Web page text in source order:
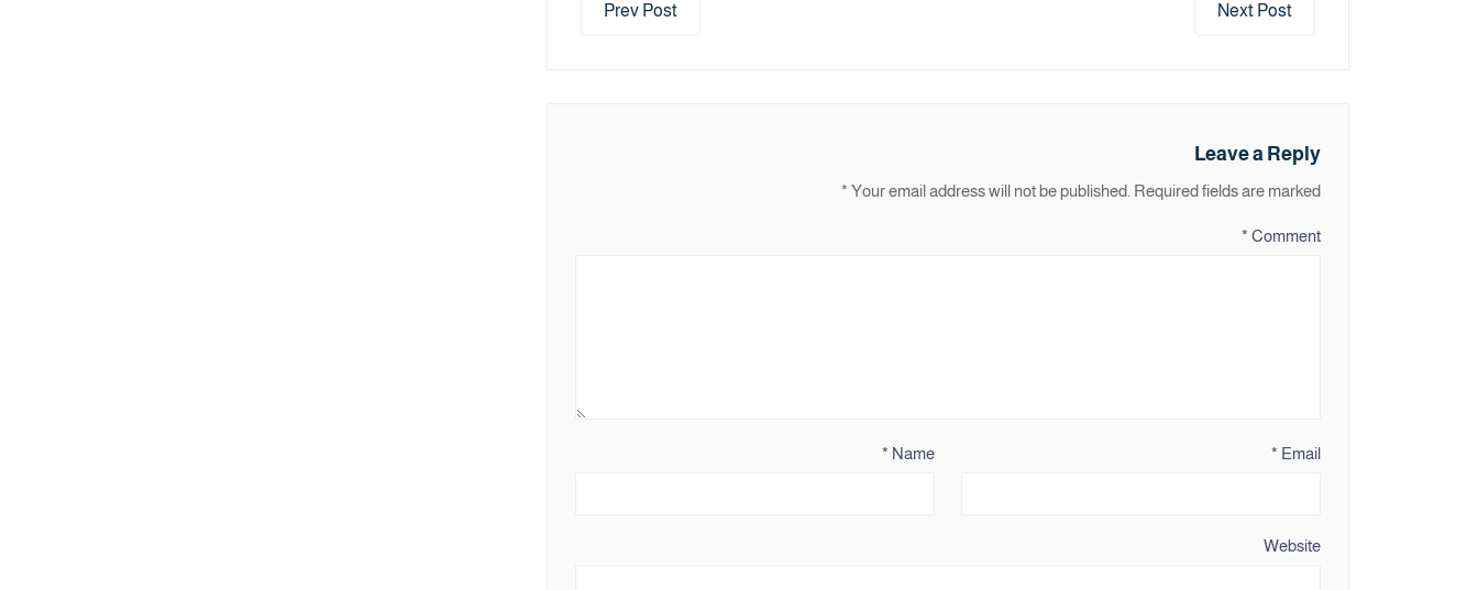
Prev Post Next Post
Leave a Reply
Your email address will not be published. Required fields are marked
*
Comment
*
Name
* Email
*
Website